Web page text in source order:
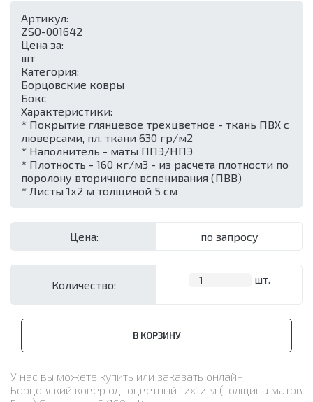
Артикул:
ZSO-001642
Цена за:
шт
Категория:
Борцовские ковры
Бокс
Характеристики:
* Покрытие глянцевое трехцветное - ткань ПВХ с
люверсами, пл. ткани 630 гр/м2
* Наполнитель - маты ППЭ/НПЭ
* Плотность - 160 кг/м3 - из расчета плотности по
поролону вторичного вспенивания (ПВВ)
* Листы 1х2 м толщиной 5 см
Цена: по запросу
Количество: шт.
В КОРЗИНУ
У нас вы можете купить или заказать онлайн
Борцовский ковер одноцветный 12х12 м (толщина матов